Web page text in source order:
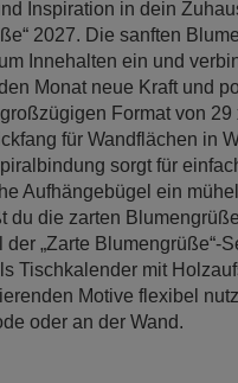
Inspiration in dein
2027. Die sanften
Innehalten ein und
Monat neue Kraft und
Format von 29
für Wandflächen in
sorgt für
Aufhängebügel ein
du die zarten
„Zarte Blumengrüße“-
Tischkalender mit
Motive flexibel
oder an der Wand.